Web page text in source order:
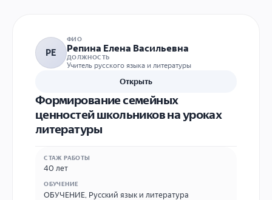
РЕ
ФИО
Репина Елена Васильевна
ДОЛЖНОСТЬ
Учитель русского языка и литературы
Открыть
Формирование семейных
ценностей школьников на уроках
литературы
СТАЖ РАБОТЫ
40 лет
ОБУЧЕНИЕ
ОБУЧЕНИЕ Русский язык и литература